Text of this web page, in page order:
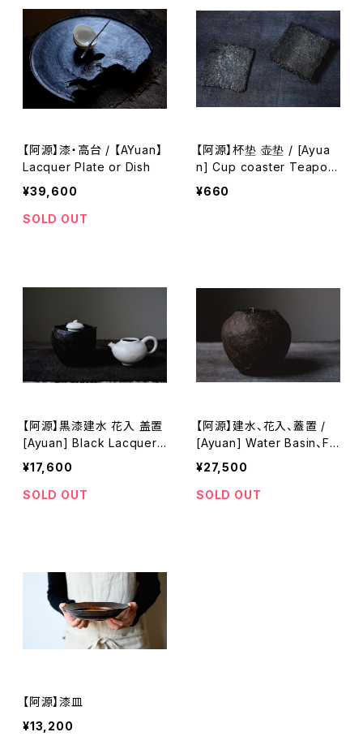
【阿源】漆・高台 / 【AYuan】
Lacquer Plate or Dish
¥39,600
SOLD OUT
【阿源】杯垫 壶垫 / [Ayua
n] Cup coaster Teapot
mat
¥660
【阿源】黒漆建水 花入 盖置
[Ayuan] Black Lacquer
Kensui
¥17,600
SOLD OUT
【阿源】建水、花入、蓋置 /
[Ayuan] Water Basin、Fl
ower Vase、Lid Stand
¥27,500
SOLD OUT
【阿源】漆皿
¥13,200